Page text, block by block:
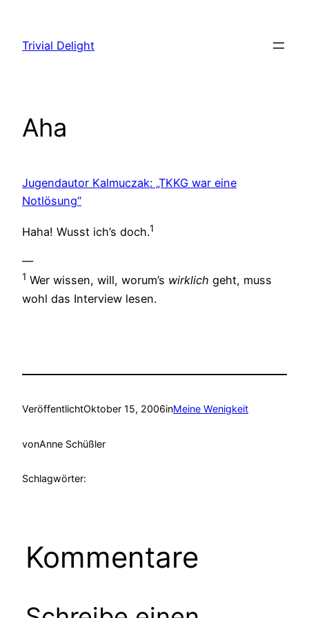
springen
Trivial Delight
Aha
Jugendautor Kalmuczak: „TKKG war eine
Notlösung“
Haha! Wusst ich’s doch.1
—
1 Wer wissen, will, worum’s wirklich geht, muss
wohl das Interview lesen.
VeröffentlichtOktober 15, 2006inMeine Wenigkeit
vonAnne Schüßler
Schlagwörter:
Kommentare